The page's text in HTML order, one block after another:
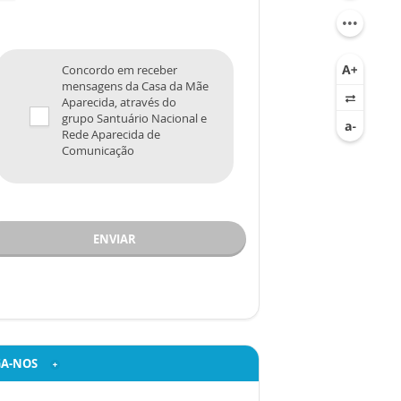
Concordo em receber
mensagens da Casa da Mãe
Aparecida, através do
grupo Santuário Nacional e
Rede Aparecida de
Comunicação
ENVIAR
NOS